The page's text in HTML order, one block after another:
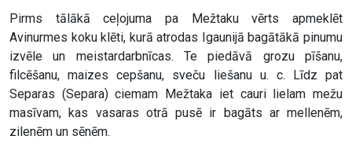
Pirms tālākā ceļojuma pa Mežtaku vērts apmeklēt
Avinurmes koku klēti, kurā atrodas Igaunijā bagātākā pinumu
izvēle un meistardarbnīcas. Te piedāvā grozu pīšanu,
filcēšanu, maizes cepšanu, sveču liešanu u. c. Līdz pat
Separas (Separa) ciemam Mežtaka iet cauri lielam mežu
masīvam, kas vasaras otrā pusē ir bagāts ar mellenēm,
zilenēm un sēnēm.